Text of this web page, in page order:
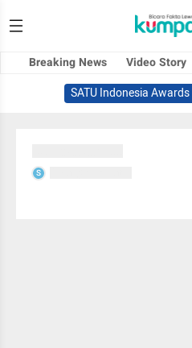
Breaking News Video Story
SATU Indonesia Awards
S